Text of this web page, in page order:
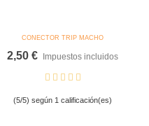
Añadir Al Carrito
CONECTOR TRIP MACHO
2,50 € Impuestos incluidos
(5/5) según 1 calificación(es)